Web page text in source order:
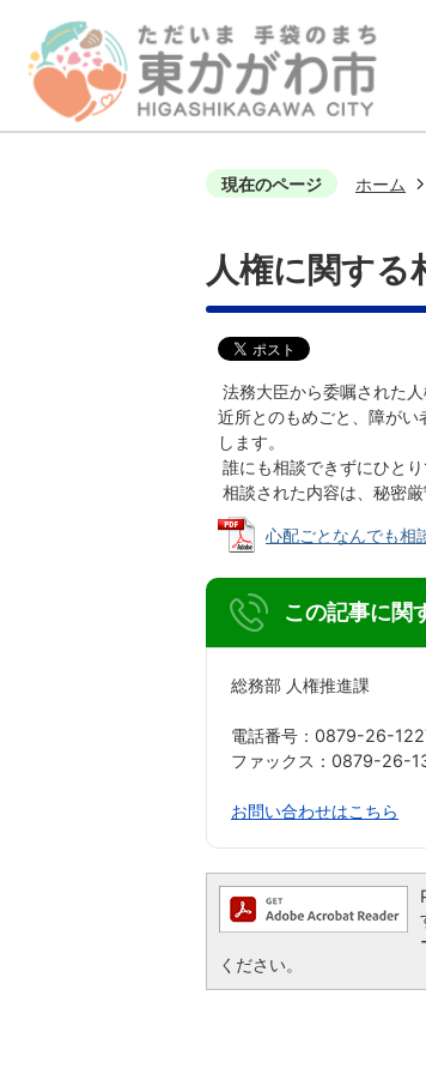
現在のページ ホーム
人権に関する
法務大臣から委嘱された
近所とのもめごと、障が
します。
誰にも相談できずにひと
相談された内容は、秘密
心配ごとなんでも相
この記事に関
総務部 人権推進課
電話番号：0879-26-
ファックス：0879-26-
お問い合わせはこちら
ください。